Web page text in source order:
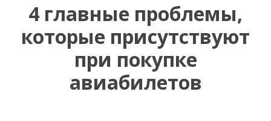
4 главные проблемы,
которые присутствуют
при покупке
авиабилетов